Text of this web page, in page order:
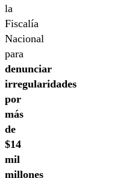
la
Fiscalía
Nacional
para
denunciar
irregularidades
por
más
de
$14
mil
millones